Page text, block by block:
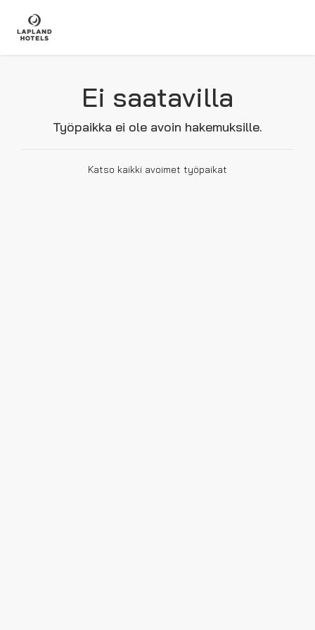
Ei saatavilla
Työpaikka ei ole avoin hakemuksille.
Katso kaikki avoimet työpaikat